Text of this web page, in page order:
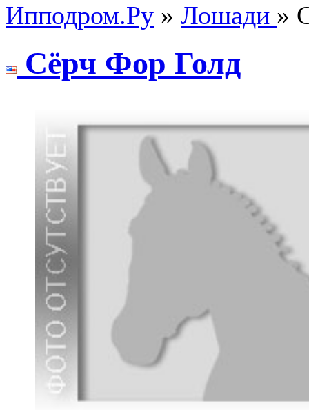
Ипподром.Ру » Лошади »
Cёрч Фор Голд